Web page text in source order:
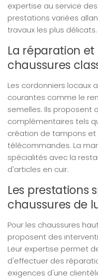
expertise au service
prestations variées
travaux les plus délicats.
La réparation
chaussures
Les cordonniers locaux
courantes comme le
semelles. Ils proposent
complémentaires tels
création de tampons et
télécommandes. La
spécialités avec la
d'articles en cuir.
Les prestations
chaussures de
Pour les chaussures
proposent des
Leur expertise permet
d'effectuer des
exigences d'une